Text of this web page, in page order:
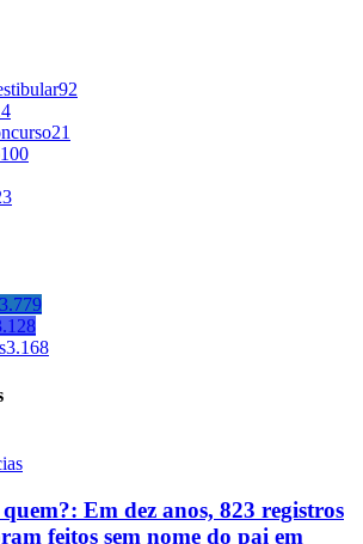
92
21
100
3.779
3.168
Em dez anos, 823 registros
feitos sem nome do pai em